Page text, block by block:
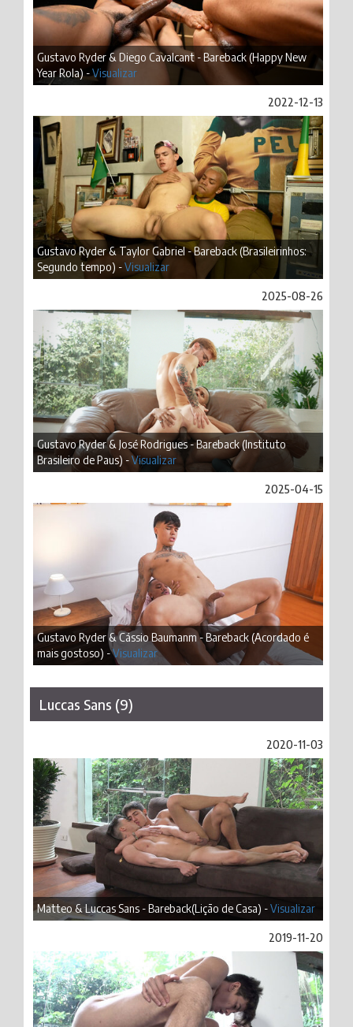
Gustavo Ryder & Diego Cavalcant - Bareback (Happy New
Year Rola) -Visualizar
2022-12-13
Gustavo Ryder & Taylor Gabriel - Bareback (Brasileirinhos:
Segundo tempo) -Visualizar
2025-08-26
Gustavo Ryder & José Rodrigues - Bareback (Instituto
Brasileiro de Paus) -Visualizar
2025-04-15
Gustavo Ryder & Cássio Baumanm - Bareback (Acordado é
mais gostoso) -Visualizar
Luccas Sans (9)
2020-11-03
Matteo & Luccas Sans - Bareback(Lição de Casa) -Visualizar
2019-11-20